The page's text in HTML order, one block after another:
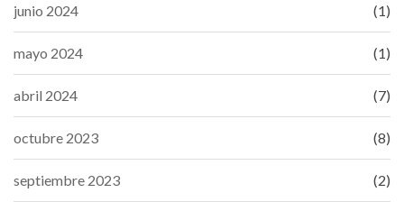
junio 2024 (1)
mayo 2024 (1)
abril 2024 (7)
octubre 2023 (8)
septiembre 2023 (2)